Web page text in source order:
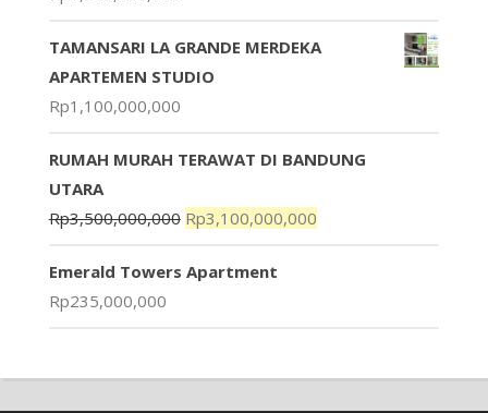
TAMANSARI LA GRANDE MERDEKA
APARTEMEN STUDIO
Rp1,100,000,000
RUMAH MURAH TERAWAT DI BANDUNG
UTARA
Rp3,500,000,000 Rp3,100,000,000
Emerald Towers Apartment
Rp235,000,000